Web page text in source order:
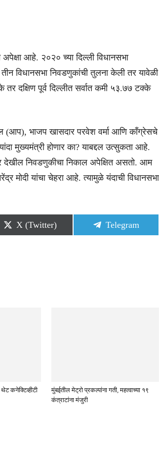
अपेक्षा आहे. २०२० च्या दिल्ली विधानसभा
विधानसभा निवडणुकांची तुलना केली तर यावेळी
दक्षिण पूर्व दिल्लीत सर्वात कमी ५३.७७ टक्के
(आप), भाजप खासदार परवेश वर्मा आणि काँग्रेसचे
मुख्यमंत्री होणार का? याबद्दल उत्सुकता आहे.
देखील निवडणुकीचा निकाल अपेक्षित असतो. आम
मोदी यांचा चेहरा आहे. त्यामुळे यंदाची विधानसभा
Share
on
X (Twitter)
Share
on
Telegram
कनेक्टिव्हीटी
मुंबईतील मेट्रो प्रकल्पांना गती, महत्वाच्या १९
कंत्राटांना मंजुरी